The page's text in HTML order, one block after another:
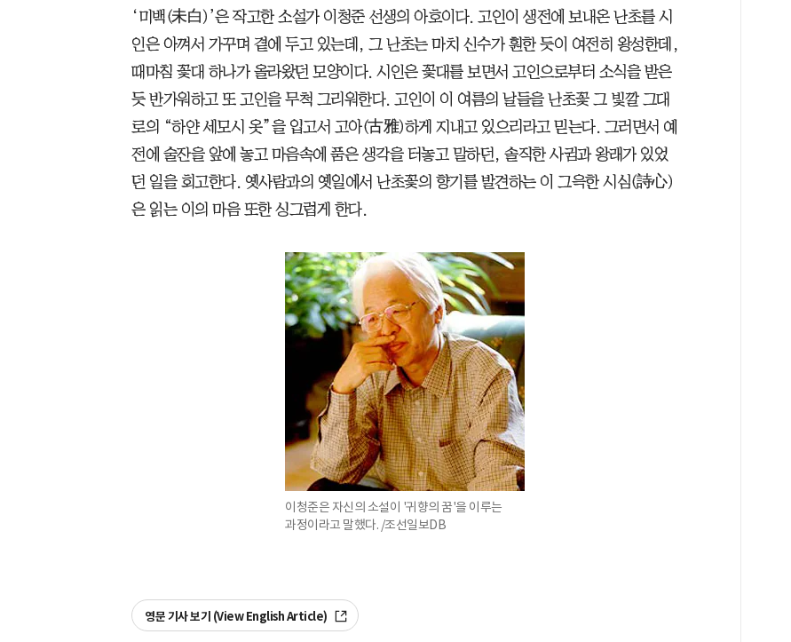
‘미백(未白)’은 작고한 소설가 이청준 선생의 아호이다. 고인이 생전에 보내온 난초를 시
인은 아껴서 가꾸며 곁에 두고 있는데, 그 난초는 마치 신수가 훤한 듯이 여전히 왕성한데,
때마침 꽃대 하나가 올라왔던 모양이다. 시인은 꽃대를 보면서 고인으로부터 소식을 받은
듯 반가워하고 또 고인을 무척 그리워한다. 고인이 이 여름의 날들을 난초꽃 그 빛깔 그대
로의 “하얀 세모시 옷”을 입고서 고아(古雅)하게 지내고 있으리라고 믿는다. 그러면서 예
전에 술잔을 앞에 놓고 마음속에 품은 생각을 터놓고 말하던, 솔직한 사귐과 왕래가 있었
던 일을 회고한다. 옛사람과의 옛일에서 난초꽃의 향기를 발견하는 이 그윽한 시심(詩心)
은 읽는 이의 마음 또한 싱그럽게 한다.
이청준은 자신의 소설이 '귀향의 꿈'을 이루는
과정이라고 말했다. /조선일보DB
영문 기사 보기 (View English Article)